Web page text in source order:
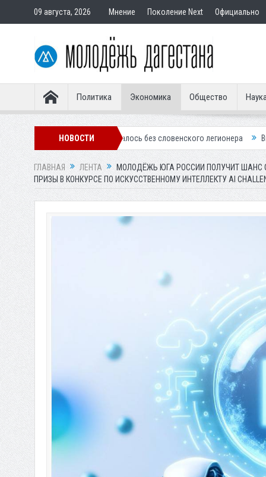
09 августа, 2026 Мнение Поколение Next Официально
Политика Экономика Общество
НОВОСТИ
осталось без словенского легионера Вынесен приговор
ГЛАВНАЯ ЛЕНТА
МОЛОДЁЖЬ ЮГА РОССИИ ПОЛУЧИТ ШАНС
ПРИЗЫ В КОНКУРСЕ ПО ИСКУССТВЕННОМУ ИНТЕЛЛЕКТУ AI